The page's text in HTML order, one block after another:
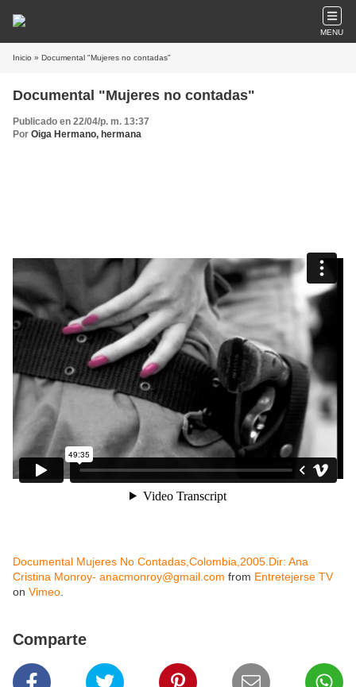
MENU
Inicio » Documental "Mujeres no contadas"
Documental "Mujeres no contadas"
Publicado en 22/04/p. m. 13:37
Por Oiga Hermano, hermana
Documental Mujeres No Contadas,Colombia,2005.Dir: Ana
Cristina Monroy- anacmonroy@gmail.com from Entretejerse TV
on Vimeo
Comparte